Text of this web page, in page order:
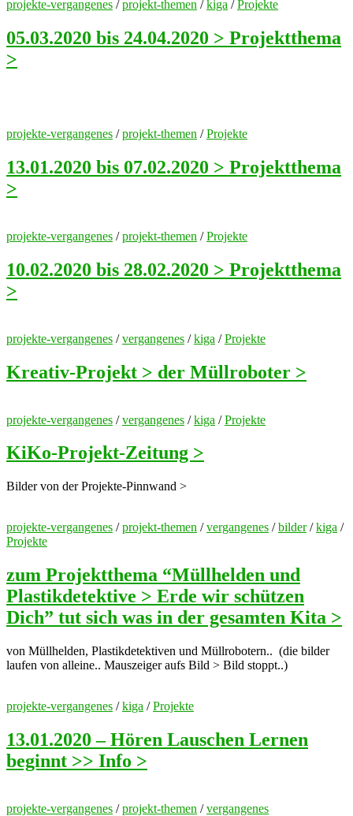
projekte-vergangenes /projekt-themen /kiga /Projekte
05.03.2020 bis 24.04.2020 > Projektthema
>
projekte-vergangenes /projekt-themen /Projekte
13.01.2020 bis 07.02.2020 > Projektthema
>
projekte-vergangenes /projekt-themen /Projekte
10.02.2020 bis 28.02.2020 > Projektthema
>
projekte-vergangenes /vergangenes /kiga /Projekte
Kreativ-Projekt > der Müllroboter >
projekte-vergangenes /vergangenes /kiga /Projekte
KiKo-Projekt-Zeitung >
Bilder von der Projekte-Pinnwand >
projekte-vergangenes /projekt-themen /vergangenes /bilder/kiga /
Projekte
zum Projektthema “Müllhelden und
Plastikdetektive > Erde wir schützen
Dich” tut sich was in der gesamten Kita >
von Müllhelden, Plastikdetektiven und Müllrobotern.. (die bilder
laufen von alleine.. Mauszeiger aufs Bild > Bild stoppt..)
projekte-vergangenes /kiga /Projekte
13.01.2020 – Hören Lauschen Lernen
beginnt >> Info >
projekte-vergangenes /projekt-themen /vergangenes